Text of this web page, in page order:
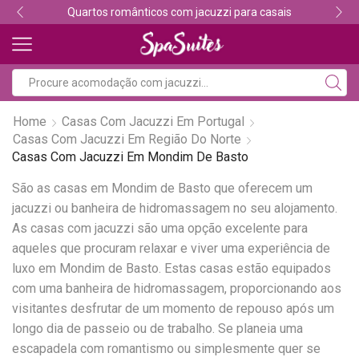
Quartos românticos com jacuzzi para casais
Home
Casas Com Jacuzzi Em Portugal
Casas Com Jacuzzi Em Região Do Norte
Casas Com Jacuzzi Em Mondim De Basto
São as casas em Mondim de Basto que oferecem um
jacuzzi ou banheira de hidromassagem no seu alojamento.
As casas com jacuzzi são uma opção excelente para
aqueles que procuram relaxar e viver uma experiência de
luxo em Mondim de Basto. Estas casas estão equipados
com uma banheira de hidromassagem, proporcionando aos
visitantes desfrutar de um momento de repouso após um
longo dia de passeio ou de trabalho. Se planeia uma
escapadela com romantismo ou simplesmente quer se